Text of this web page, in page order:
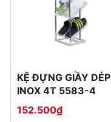
KỆ ĐỰNG GIẦY DÉP
INOX 4T 5583-4
152.500₫